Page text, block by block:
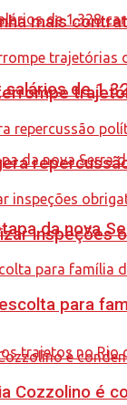
salários de
da nova
mais
inspeções
para
Cozzolino é